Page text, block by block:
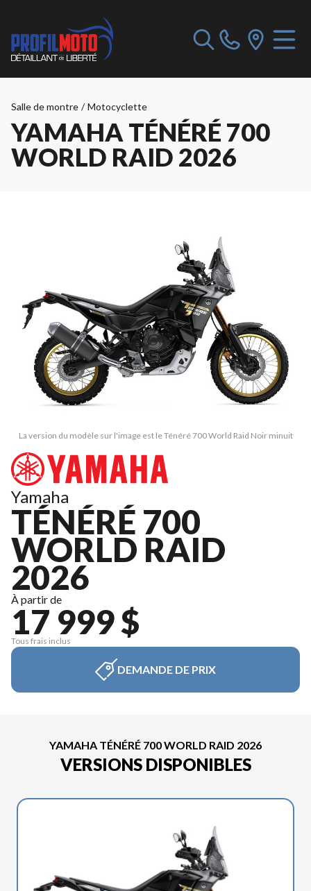
Salle de montre / Motocyclette
YAMAHA TÉNÉRÉ 700
WORLD RAID 2026
La version du modèle sur l'image est le Ténéré 700 World Raid Noir minuit
Yamaha
TÉNÉRÉ 700
WORLD RAID
2026
À partir de
17 999 $
Tous frais inclus
DEMANDE DE PRIX
YAMAHA TÉNÉRÉ 700 WORLD RAID 2026
VERSIONS DISPONIBLES